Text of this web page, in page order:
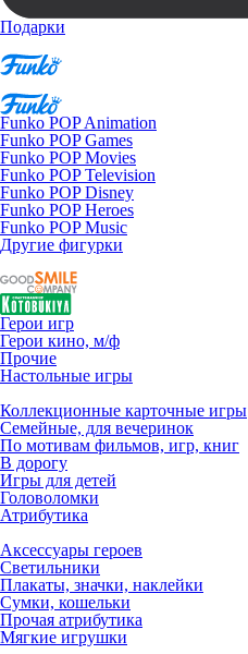
Подарки
Funko POP Animation
Funko POP Games
Funko POP Movies
Funko POP Television
Funko POP Disney
Funko POP Heroes
Funko POP Music
Другие фигурки
Герои игр
Герои кино, м/ф
Прочие
Настольные игры
Коллекционные карточные игры
Семейные, для вечеринок
По мотивам фильмов, игр, книг
В дорогу
Игры для детей
Головоломки
Атрибутика
Аксессуары героев
Светильники
Плакаты, значки, наклейки
Сумки, кошельки
Прочая атрибутика
Мягкие игрушки